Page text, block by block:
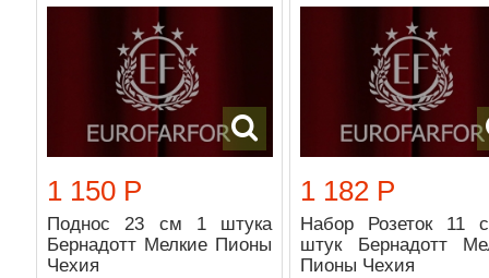
1 150 Р
Поднос 23 см 1 штука
Бернадотт Мелкие Пионы
Чехия
1 182 Р
Набор Розеток 11
штук Бернадотт
Пионы Чехия